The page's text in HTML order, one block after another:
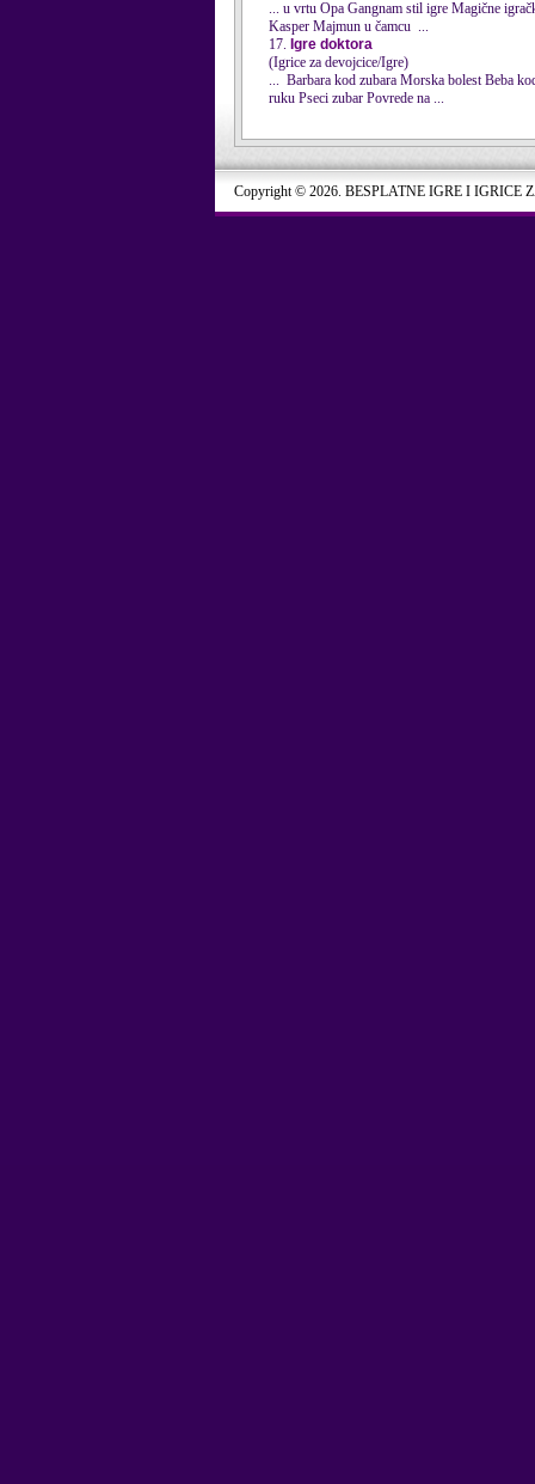
Kasper Majmun u čamcu ...
17. Igre doktora
(Igrice za devojcice/Igre)
... Barbara kod zubara
Morska bolest Beba
ruku Pseci zubar Povrede na ...
Copyright © 2026. BESPLATNE IGRE I IGRICE